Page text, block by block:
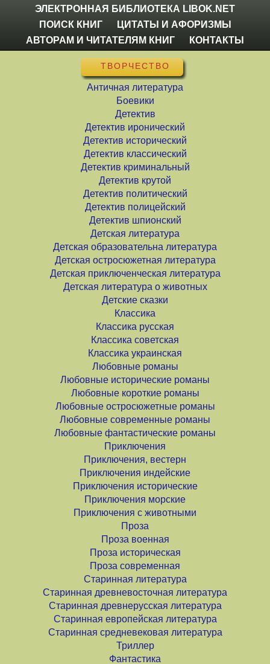
ЭЛЕКТРОННАЯ БИБЛИОТЕКА LIBOK.NET
ПОИСК КНИГ
ЦИТАТЫ И АФОРИЗМЫ
АВТОРАМ И ЧИТАТЕЛЯМ КНИГ
КОНТАКТЫ
ТВОРЧЕСТВО
Античная литература
Боевики
Детектив
Детектив иронический
Детектив исторический
Детектив классический
Детектив криминальный
Детектив крутой
Детектив политический
Детектив полицейский
Детектив шпионский
Детская литература
Детская образовательна литература
Детская остросюжетная литература
Детская приключенческая литература
Детская литература о животных
Детские сказки
Классика
Классика русская
Классика советская
Классика украинская
Любовные романы
Любовные исторические романы
Любовные короткие романы
Любовные остросюжетные романы
Любовные современные романы
Любовные фантастические романы
Приключения
Приключения, вестерн
Приключения индейские
Приключения исторические
Приключения морские
Приключения с животными
Проза
Проза военная
Проза историческая
Проза современная
Старинная литература
Старинная древневосточная литература
Старинная древнерусская литература
Старинная европейская литература
Старинная средневековая литература
Триллер
Фантастика